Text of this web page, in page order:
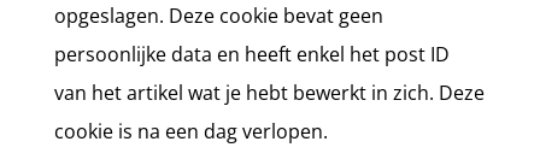
opgeslagen. Deze cookie bevat geen
persoonlijke data en heeft enkel het post ID
van het artikel wat je hebt bewerkt in zich. Deze
cookie is na een dag verlopen.